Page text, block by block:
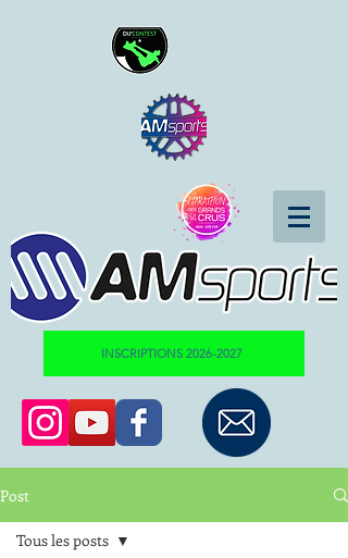
INSCRIPTIONS 2026-2027
Post
Tous les posts